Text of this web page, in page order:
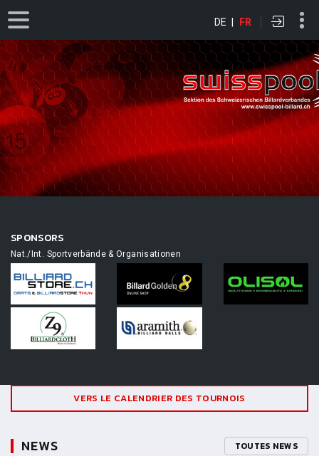
DE | FR
SPONSORS
Nat./Int. Sportverbände & Organisationen
VERS LE CALENDRIER DES TOURNOIS
NEWS TOUTES NEWS